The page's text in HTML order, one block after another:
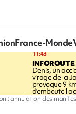
France-Monde
11:43
INFOROUTE
Denis, un
virage de la
provoque 9
: annulation des